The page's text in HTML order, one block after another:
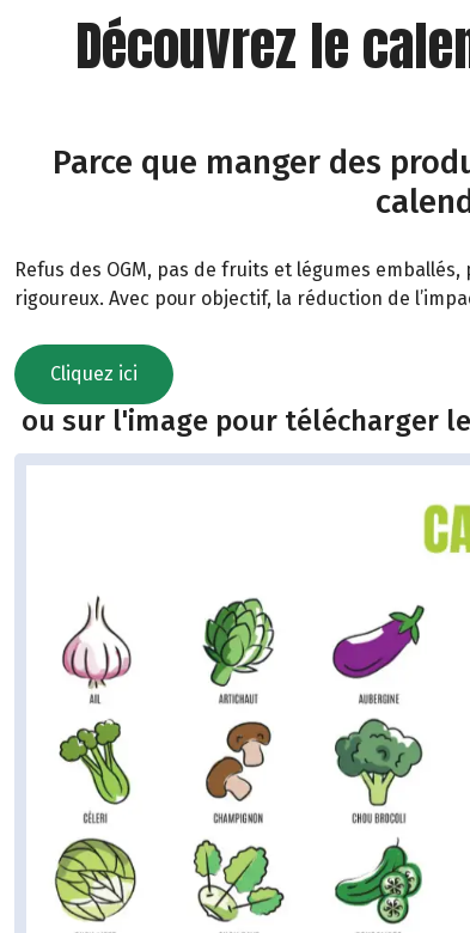
Découvrez le
Parce que manger des
Refus des OGM, pas de fruits et légumes
rigoureux. Avec pour objectif, la réduction de
Cliquez ici
ou sur l'image pour télécharger